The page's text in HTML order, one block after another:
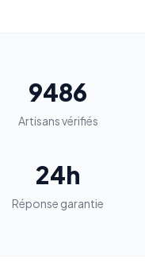
9486
Artisans vérifiés
24h
Réponse garantie